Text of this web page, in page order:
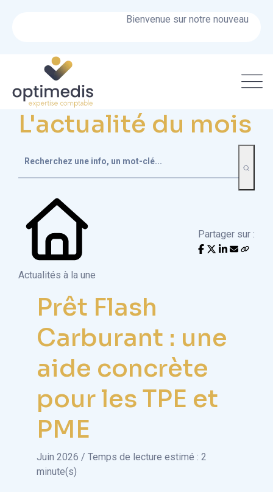
Bienvenue sur notre nouveau site !
L'actualité du mois
Actualités à la une
Partager sur :
Prêt Flash
Carburant : une
aide concrète
pour les TPE et
PME
Juin 2026 / Temps de lecture estimé : 2
minute(s)